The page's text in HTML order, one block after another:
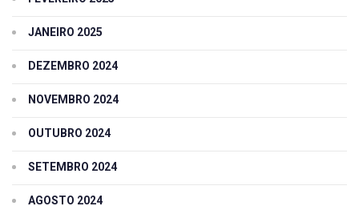
JANEIRO 2025
DEZEMBRO 2024
NOVEMBRO 2024
OUTUBRO 2024
SETEMBRO 2024
AGOSTO 2024